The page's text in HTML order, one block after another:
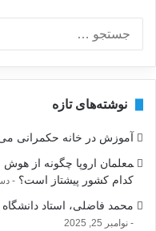
نوشته‌های تازه
آموزش در خانه حکمرانی
‍معلمان اروپا چگونه از
کدام کشور پیشتاز است؟
محمد فاضلی، استاد دانشگاه و مترجم،
نوامبر 25, 2025